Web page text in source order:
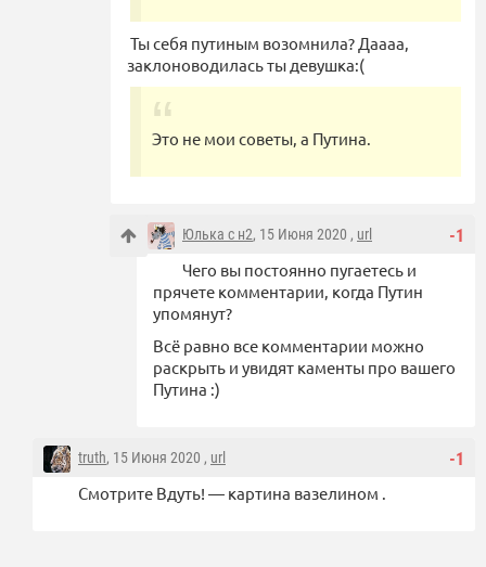
Ты себя путиным возомнила? Даааа,
заклоноводилась ты девушка:(
Это не мои советы, а Путина.
-1
Юлька с н2, 15 Июня 2020 , url
Чего вы постоянно пугаетесь и
прячете комментарии, когда Путин
упомянут?
Всё равно все комментарии можно
раскрыть и увидят каменты про вашего
Путина :)
-1
truth, 15 Июня 2020 , url
Смотрите Вдуть! — картина вазелином .